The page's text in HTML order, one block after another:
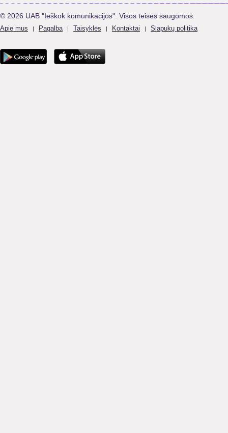
© 2026 UAB "Ieškok komunikacijos". Visos teisės saugomos.
Apie mus | Pagalba | Taisyklės | Kontaktai | Slapukų politika